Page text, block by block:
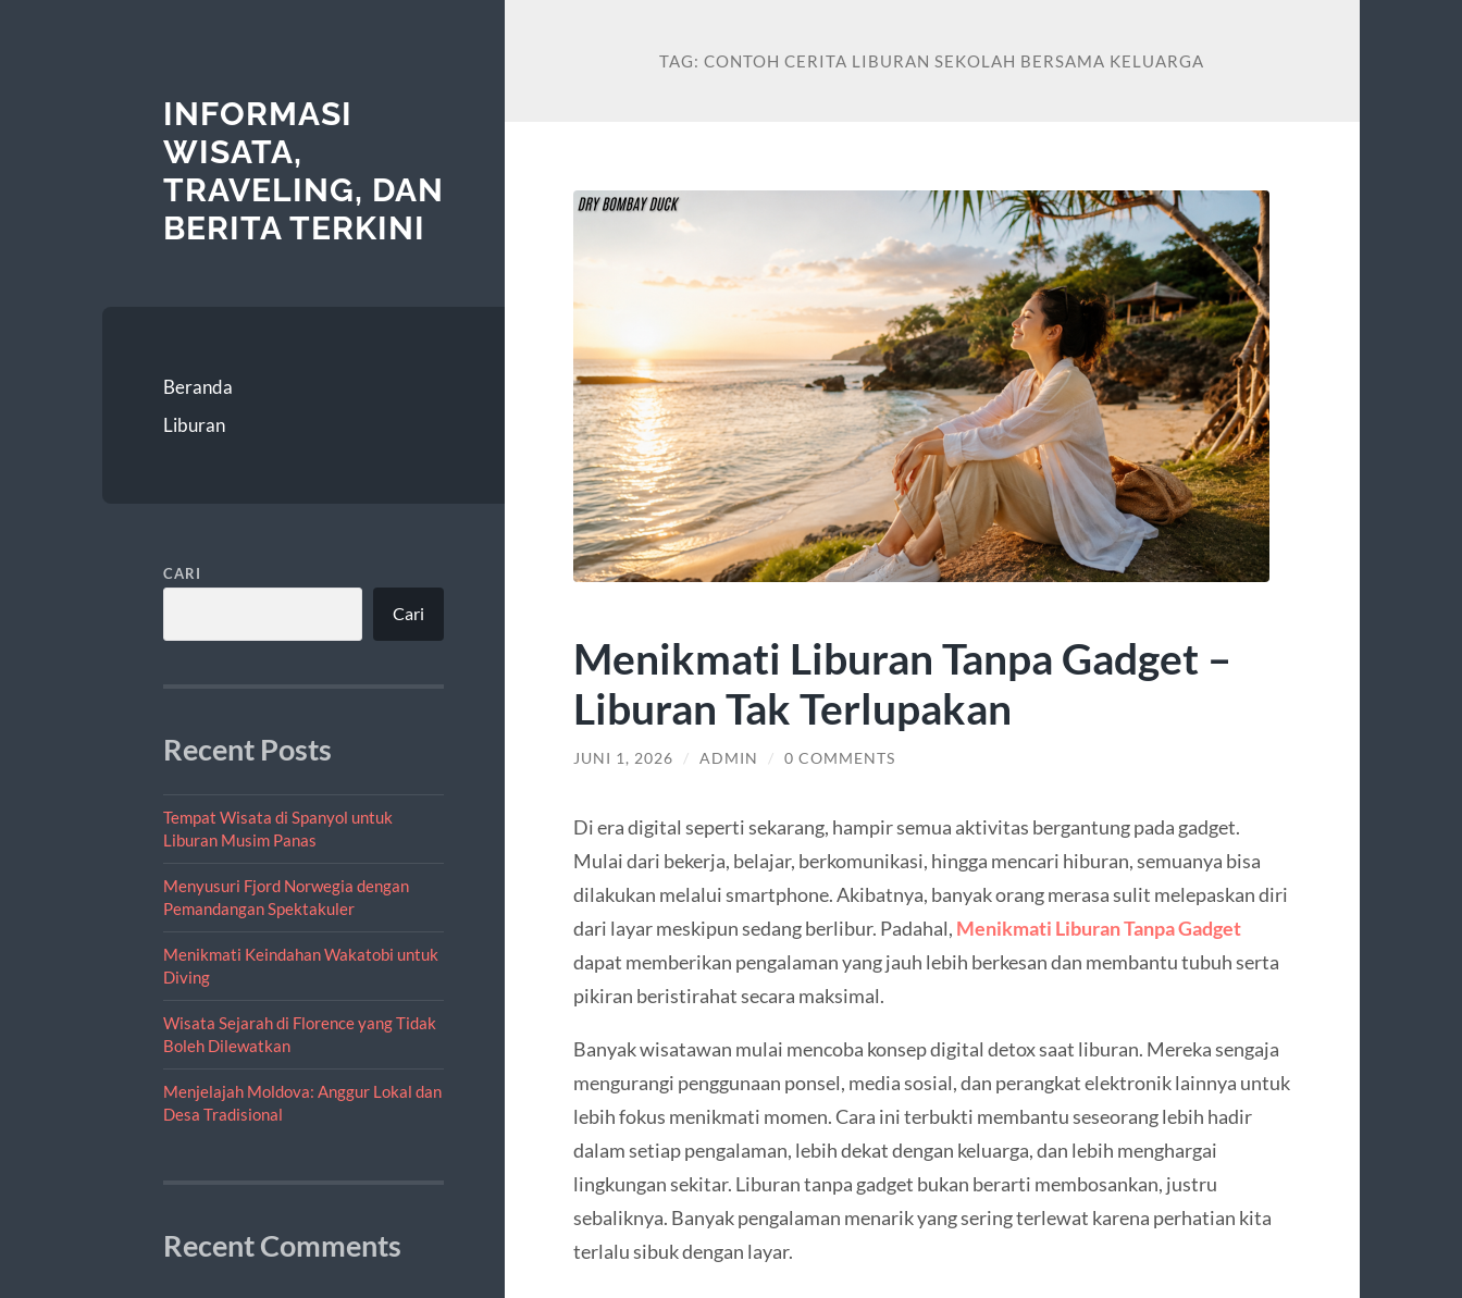
INFORMASI
WISATA,
TRAVELING, DAN
BERITA TERKINI
Beranda
Liburan
CARI
Cari
Recent Posts
Tempat Wisata di Spanyol untuk
Liburan Musim Panas
Menyusuri Fjord Norwegia dengan
Pemandangan Spektakuler
Menikmati Keindahan Wakatobi untuk
Diving
Wisata Sejarah di Florence yang Tidak
Boleh Dilewatkan
Menjelajah Moldova: Anggur Lokal dan
Desa Tradisional
Recent Comments
TAG:CONTOH CERITA LIBURAN SEKOLAH BERSAMA KELUARGA
Menikmati Liburan Tanpa Gadget –
Liburan Tak Terlupakan
JUNI 1, 2026 / ADMIN / 0 COMMENTS
Di era digital seperti sekarang, hampir semua aktivitas bergantung pada gadget.
Mulai dari bekerja, belajar, berkomunikasi, hingga mencari hiburan, semuanya bisa
dilakukan melalui smartphone. Akibatnya, banyak orang merasa sulit melepaskan diri
dari layar meskipun sedang berlibur. Padahal, Menikmati Liburan Tanpa Gadget
dapat memberikan pengalaman yang jauh lebih berkesan dan membantu tubuh serta
pikiran beristirahat secara maksimal.
Banyak wisatawan mulai mencoba konsep digital detox saat liburan. Mereka sengaja
mengurangi penggunaan ponsel, media sosial, dan perangkat elektronik lainnya untuk
lebih fokus menikmati momen. Cara ini terbukti membantu seseorang lebih hadir
dalam setiap pengalaman, lebih dekat dengan keluarga, dan lebih menghargai
lingkungan sekitar. Liburan tanpa gadget bukan berarti membosankan, justru
sebaliknya. Banyak pengalaman menarik yang sering terlewat karena perhatian kita
terlalu sibuk dengan layar.